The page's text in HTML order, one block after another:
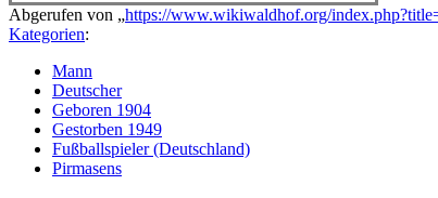
Abgerufen von „https://www.wikiwaldhof.org/
Kategorien:
Mann
Deutscher
Geboren 1904
Gestorben 1949
Fußballspieler (Deutschland)
Pirmasens